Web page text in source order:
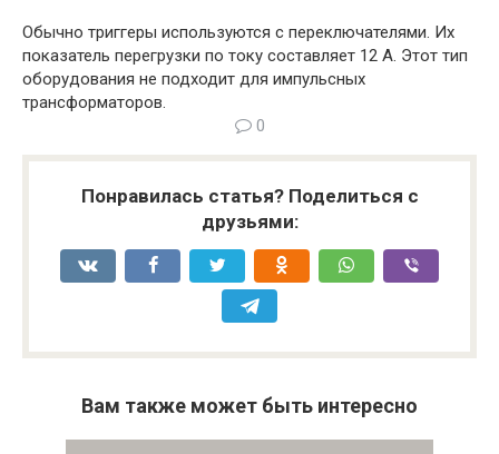
Обычно триггеры используются с переключателями. Их
показатель перегрузки по току составляет 12 А. Этот тип
оборудования не подходит для импульсных
трансформаторов.
0
Понравилась статья? Поделиться с
друзьями:
Вам также может быть интересно